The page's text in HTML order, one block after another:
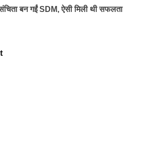
बन गईं SDM, ऐसी मिली थी सफलता